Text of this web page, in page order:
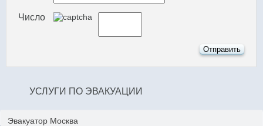
Число
УСЛУГИ ПО ЭВАКУАЦИИ
Эвакуатор Москва